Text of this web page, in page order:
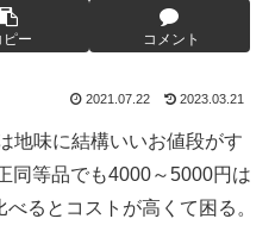
ピー コメント
2021.07.22 2023.03.21
地味に結構いいお値段がす
同等品でも4000～5000円は
るとコストが高くて困る。